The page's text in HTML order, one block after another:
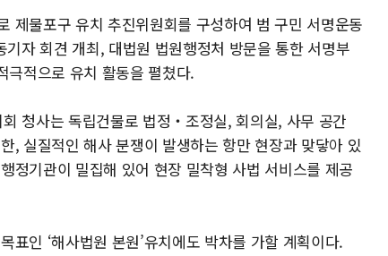
제물포구 유치 추진위원회를 구성하여 범 구민 서명운동
자 회견 개최, 대법원 법원행정처 방문을 통한 서명부
극적으로 유치 활동을 펼쳤다.
청사는 독립건물로 법정‧조정실, 회의실, 사무 공간
, 실질적인 해사 분쟁이 발생하는 항만 현장과 맞닿아 있
정기관이 밀집해 있어 현장 밀착형 사법 서비스를 제공
인 ‘해사법원 본원’유치에도 박차를 가할 계획이다.